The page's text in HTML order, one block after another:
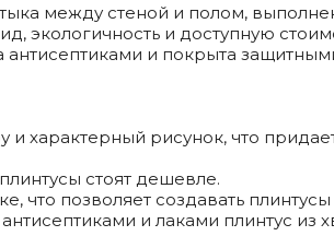
между стеной и полом,
экологичность и доступную
и покрыта
рисунок, что
стоят дешевле.
что позволяет создавать
и лаками плинтус